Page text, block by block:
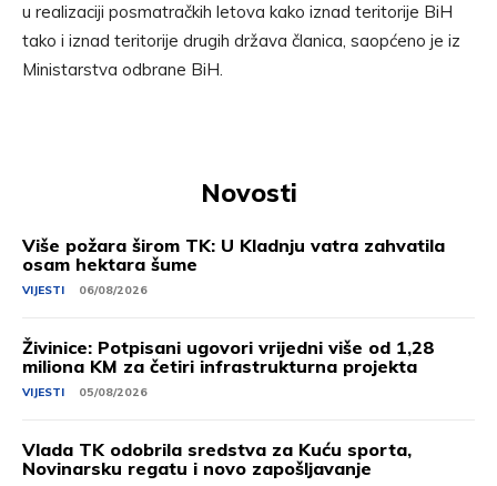
u realizaciji posmatračkih letova kako iznad teritorije BiH
tako i iznad teritorije drugih država članica, saopćeno je iz
Ministarstva odbrane BiH.
Novosti
Više požara širom TK: U Kladnju vatra zahvatila
osam hektara šume
VIJESTI 06/08/2026
Živinice: Potpisani ugovori vrijedni više od 1,28
miliona KM za četiri infrastrukturna projekta
VIJESTI 05/08/2026
Vlada TK odobrila sredstva za Kuću sporta,
Novinarsku regatu i novo zapošljavanje